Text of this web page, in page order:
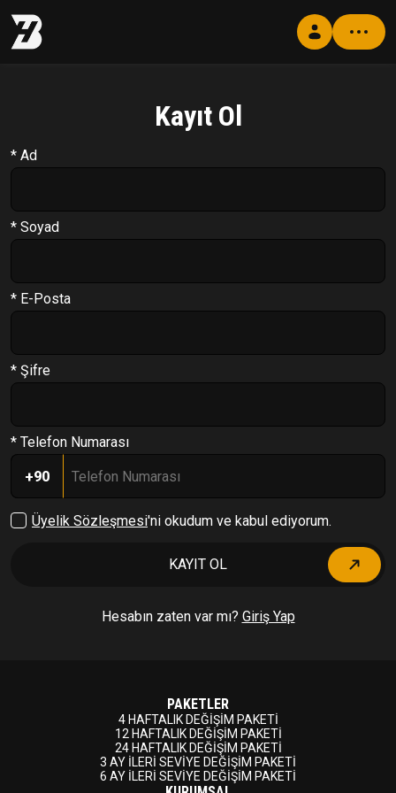
Supplement Programı
Soru Cevap
Paketler
Kayıt Ol
* Ad
* Soyad
* E-Posta
* Şifre
* Telefon Numarası
+90
Üyelik Sözleşmesi'ni okudum ve kabul ediyorum.
KAYIT OL
Hesabın zaten var mı? Giriş Yap
PAKETLER
4 HAFTALIK DEĞİŞİM PAKETİ
12 HAFTALIK DEĞİŞİM PAKETİ
24 HAFTALIK DEĞİŞİM PAKETİ
3 AY İLERİ SEVİYE DEĞİŞİM PAKETİ
6 AY İLERİ SEVİYE DEĞİŞİM PAKETİ